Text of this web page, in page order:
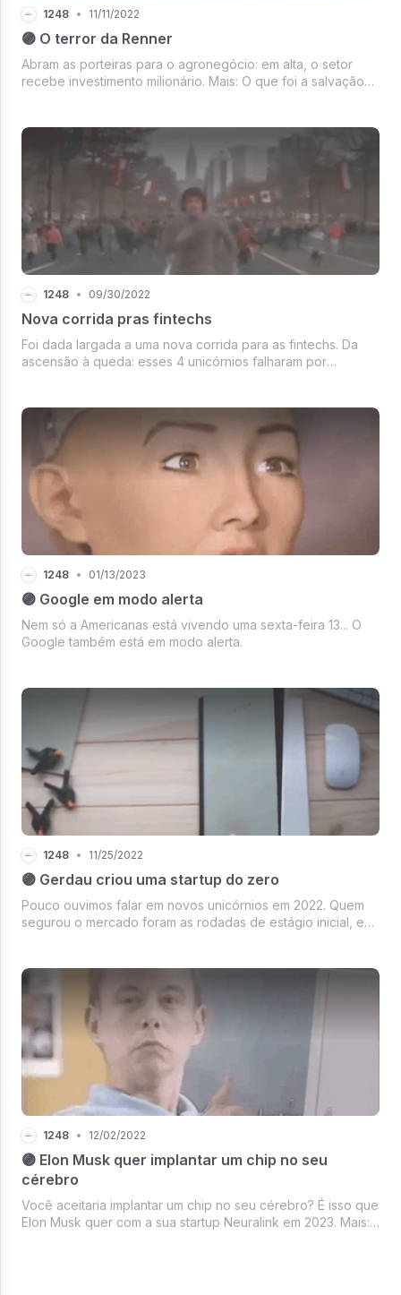
1248 • 11/11/2022
🟣 O terror da Renner
Abram as porteiras para o agronegócio: em alta, o setor
recebe investimento milionário. Mais: O que foi a salvação
1248 • 09/30/2022
Nova corrida pras fintechs
Foi dada largada a uma nova corrida para as fintechs. Da
ascensão à queda: esses 4 unicórnios falharam por
1248 • 01/13/2023
🟣 Google em modo alerta
Nem só a Americanas está vivendo uma sexta-feira 13... O
Google também está em modo alerta.
1248 • 11/25/2022
🟣 Gerdau criou uma startup do zero
Pouco ouvimos falar em novos unicórnios em 2022. Quem
segurou o mercado foram as rodadas de estágio inicial, e
1248 • 12/02/2022
🟣 Elon Musk quer implantar um chip no seu
cérebro
Você aceitaria implantar um chip no seu cérebro? É isso que
Elon Musk quer com a sua startup Neuralink em 2023. Mais: